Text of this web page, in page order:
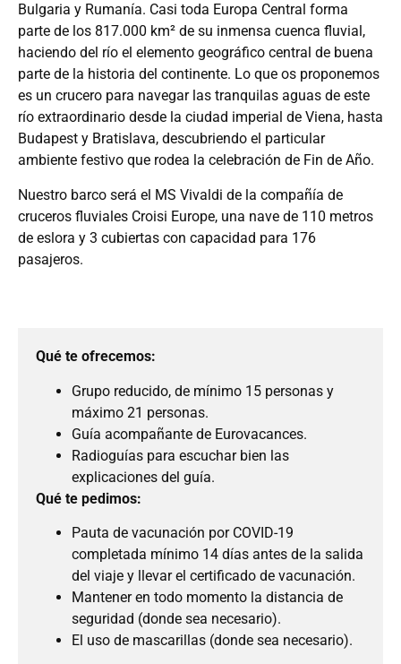
Bulgaria y Rumanía. Casi toda Europa Central forma
parte de los 817.000 km² de su inmensa cuenca fluvial,
haciendo del río el elemento geográfico central de buena
parte de la historia del continente. Lo que os proponemos
es un crucero para navegar las tranquilas aguas de este
río extraordinario desde la ciudad imperial de Viena, hasta
Budapest y Bratislava, descubriendo el particular
ambiente festivo que rodea la celebración de Fin de Año.
Nuestro barco será el MS Vivaldi de la compañía de
cruceros fluviales Croisi Europe, una nave de 110 metros
de eslora y 3 cubiertas con capacidad para 176
pasajeros.
Qué te ofrecemos:
Grupo reducido, de mínimo 15 personas y
máximo 21 personas.
Guía acompañante de Eurovacances.
Radioguías para escuchar bien las
explicaciones del guía.
Qué te pedimos:
Pauta de vacunación por COVID-19
completada mínimo 14 días antes de la salida
del viaje y llevar el certificado de vacunación.
Mantener en todo momento la distancia de
seguridad (donde sea necesario).
El uso de mascarillas (donde sea necesario).